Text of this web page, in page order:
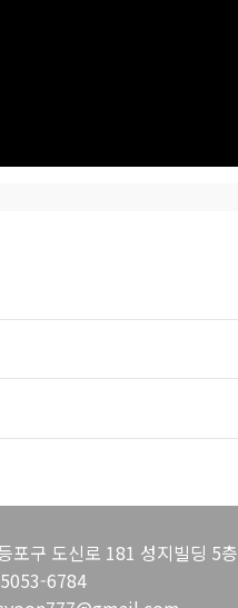
포구 도신로 181 성지빌딩 5층
6784